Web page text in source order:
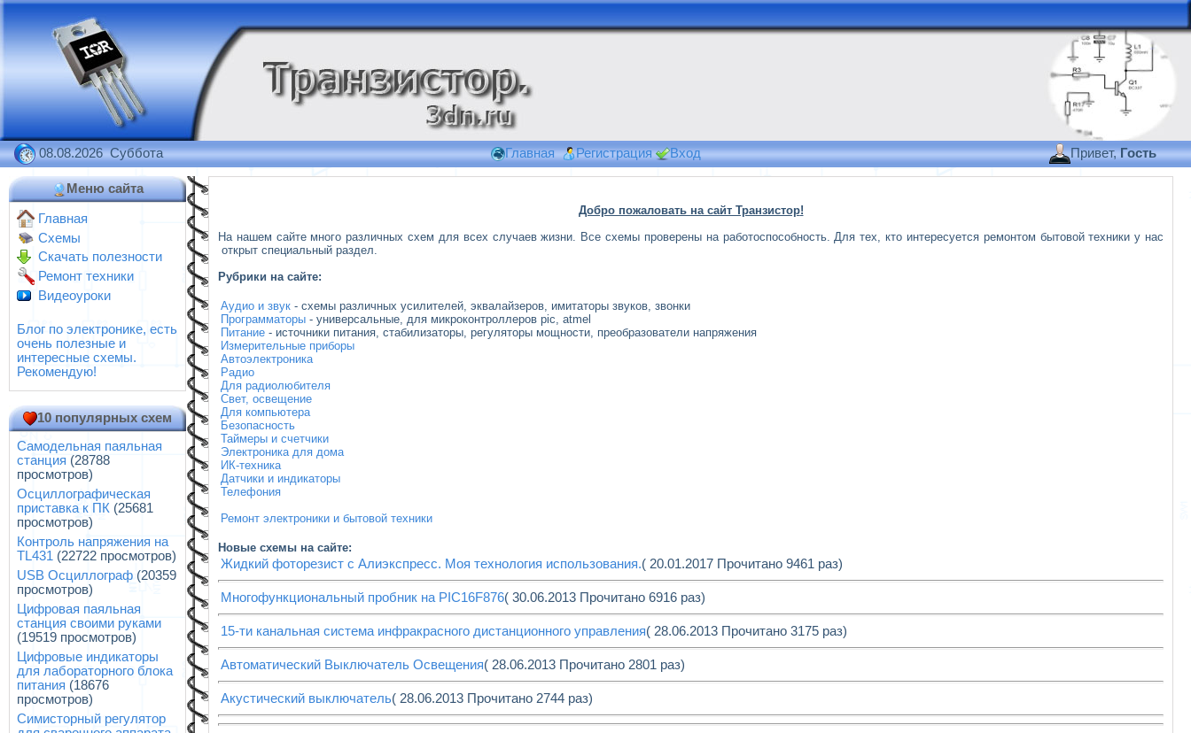
08.08.2026 Суббота Главная Регистрация Вход Привет, Гость
Меню сайта
Главная
Схемы
Скачать полезности
Ремонт техники
Видеоуроки
Блог по электронике, есть
очень полезные и
интересные схемы.
Рекомендую!
10 популярных схем
Самодельная паяльная
станция (28788
просмотров)
Осциллографическая
приставка к ПК (25681
просмотров)
Контроль напряжения на
TL431 (22722 просмотров)
USB Осциллограф (20359
просмотров)
Цифровая паяльная
станция своими руками
(19519 просмотров)
Цифровые индикаторы
для лабораторного блока
питания (18676
просмотров)
Симисторный регулятор
Добро пожаловать на сайт Транзистор!
На нашем сайте много различных схем для всех случаев жизни. Все схемы проверены на работоспособность. Для тех, кто интересуется ремонтом бытовой техники у нас
открыт специальный раздел.
Рубрики на сайте:
Аудио и звук - схемы различных усилителей, эквалайзеров, имитаторы звуков, звонки
Программаторы - универсальные, для микроконтроллеров pic, atmel
Питание - источники питания, стабилизаторы, регуляторы мощности, преобразователи напряжения
Измерительные приборы
Автоэлектроника
Радио
Для радиолюбителя
Свет, освещение
Для компьютера
Безопасность
Таймеры и счетчики
Электроника для дома
ИК-техника
Датчики и индикаторы
Телефония
Ремонт электроники и бытовой техники
Новые схемы на сайте:
Жидкий фоторезист с Алиэкспресс. Моя технология использования.( 20.01.2017 Прочитано 9461 раз)
Многофункциональный пробник на PIC16F876( 30.06.2013 Прочитано 6916 раз)
15-ти канальная система инфракрасного дистанционного управления( 28.06.2013 Прочитано 3175 раз)
Автоматический Выключатель Освещения( 28.06.2013 Прочитано 2801 раз)
Акустический выключатель( 28.06.2013 Прочитано 2744 раз)